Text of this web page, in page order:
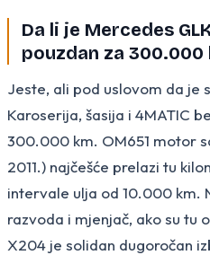
Da li je Mercedes
pouzdan za 300.000
Jeste, ali pod uslovom da je
Karoserija, šasija i 4MATIC
300.000 km. OM651 motor
2011.) najčešće prelazi tu
intervale ulja od 10.000 km.
razvoda i mjenjač, ako su tu
X204 je solidan dugoročan